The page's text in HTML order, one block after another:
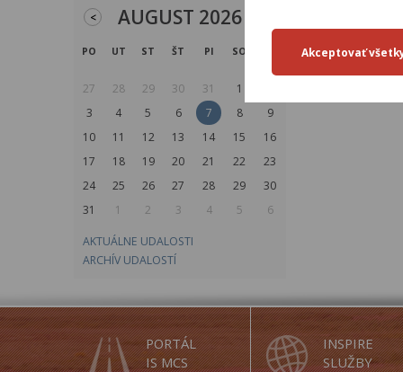
Publikované:
< AUGUST 2026
PO UT ST ŠT PI SO
27 28 29 30 31 1
3
4 5 6 7 8
9
10
11 12 13 14 15
16
17
18 19 20 21 22
23
24
25 26 27 28 29
30
31
1 2 3 4 5 6
AKTUÁLNE UDALOSTI
ARCHÍV UDALOSTÍ
PORTÁL
IS MCS
INSPIRE
SLUŽBY